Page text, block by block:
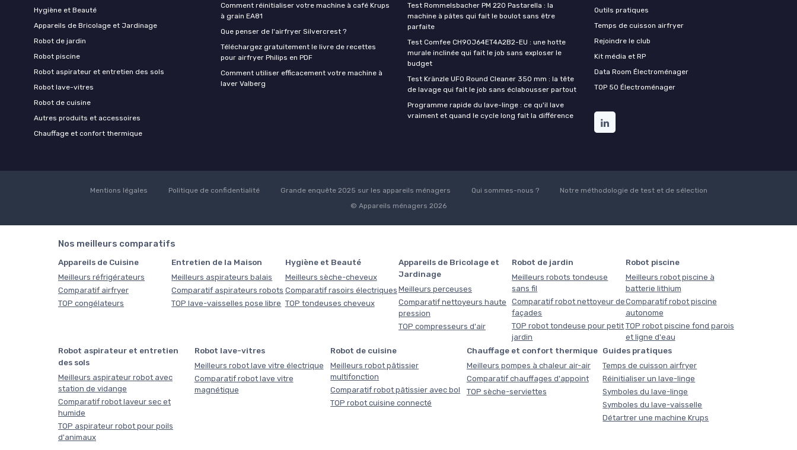
Hygiène et Beauté
Appareils de Bricolage et Jardinage
Robot de jardin
Robot piscine
Robot aspirateur et entretien des sols
Robot lave-vitres
Robot de cuisine
Autres produits et accessoires
Chauffage et confort thermique
Comment réinitialiser votre machine à café Krups
à grain EA81
Que penser de l'airfryer Silvercrest ?
Téléchargez gratuitement le livre de recettes
pour airfryer Philips en PDF
Comment utiliser efficacement votre machine à
laver Valberg
Test Rommelsbacher PM 220 Pastarella : la
machine à pâtes qui fait le boulot sans être
parfaite
Test Comfee CH90J64ET4A2B2-EU : une hotte
murale inclinée qui fait le job sans exploser le
budget
Test Kränzle UFO Round Cleaner 350 mm : la tête
de lavage qui fait le job sans éclabousser partout
Programme rapide du lave-linge : ce qu'il lave
vraiment et quand le cycle long fait la différence
Outils pratiques
Temps de cuisson airfryer
Rejoindre le club
Kit média et RP
Data Room Électroménager
TOP 50 Électroménager
Mentions légales Politique de confidentialité Grande enquête 2025 sur les appareils ménagers Qui sommes-nous ?
Notre méthodologie de test et de sélection
© Appareils ménagers 2026
Nos meilleurs comparatifs
Appareils de Cuisine
Meilleurs réfrigérateurs
Comparatif airfryer
TOP congélateurs
Entretien de la Maison
Meilleurs aspirateurs balais
Comparatif aspirateurs robots
TOP lave-vaisselles pose libre
Hygiène et Beauté
Meilleurs sèche-cheveux
Comparatif rasoirs électriques
TOP tondeuses cheveux
Appareils de Bricolage et
Jardinage
Meilleurs perceuses
Comparatif nettoyeurs haute
pression
TOP compresseurs d'air
Robot de jardin
Meilleurs robots tondeuse
sans fil
Comparatif robot nettoyeur de
façades
TOP robot tondeuse pour petit
jardin
Robot piscine
Meilleurs robot piscine à
batterie lithium
Comparatif robot piscine
autonome
TOP robot piscine fond parois
et ligne d'eau
Robot aspirateur et entretien
des sols
Meilleurs aspirateur robot avec
station de vidange
Comparatif robot laveur sec et
humide
TOP aspirateur robot pour poils
d'animaux
Robot lave-vitres
Meilleurs robot lave vitre électrique
Comparatif robot lave vitre
magnétique
Robot de cuisine
Meilleurs robot pâtissier
multifonction
Comparatif robot pâtissier avec bol
TOP robot cuisine connecté
Chauffage et confort thermique
Meilleurs pompes à chaleur air-air
Comparatif chauffages d'appoint
TOP sèche-serviettes
Guides pratiques
Temps de cuisson airfryer
Réinitialiser un lave-linge
Symboles du lave-linge
Symboles du lave-vaisselle
Détartrer une machine Krups